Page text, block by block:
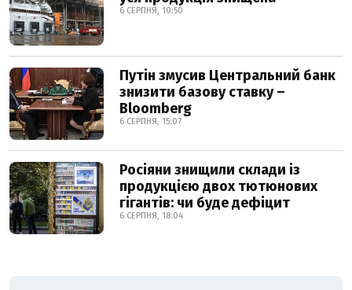
6 СЕРПНЯ, 10:50
Путін змусив Центральний банк
знизити базову ставку –
Bloomberg
6 СЕРПНЯ, 15:07
Росіяни знищили склади із
продукцією двох тютюнових
гігантів: чи буде дефіцит
6 СЕРПНЯ, 18:04